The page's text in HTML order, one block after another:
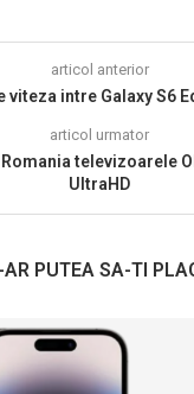
articol anterior
viteza intre Galaxy S6
articol urmator
televizoarele
UltraHD
AR PUTEA SA-TI